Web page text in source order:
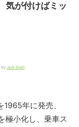
気が付けばミッ
by Jack Snell
年に発売、
極小化し、乗車ス